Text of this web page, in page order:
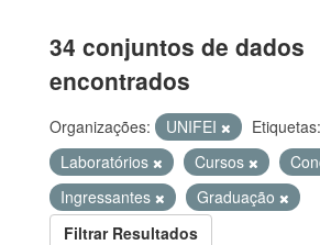
34 conjuntos de dados
encontrados
Organizações: UNIFEI
Etiquetas:
Laboratórios
Cursos
Ingressantes
Graduação
Filtrar Resultados